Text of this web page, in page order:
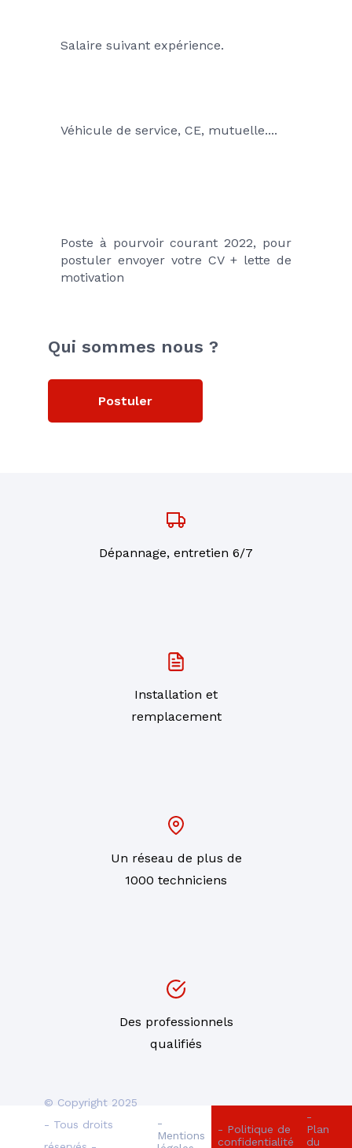
Salaire suivant expérience.
Véhicule de service, CE, mutuelle....
Poste à pourvoir courant 2022, pour
postuler envoyer votre CV + lette de
motivation
Qui sommes nous ?
Postuler
Dépannage, entretien 6/7
Installation et
remplacement
Un réseau de plus de
1000 techniciens
Des professionnels
qualifiés
© Copyright 2025
- Tous droits
-
Mentions
- Politique de
confidentialité
-
Plan
du